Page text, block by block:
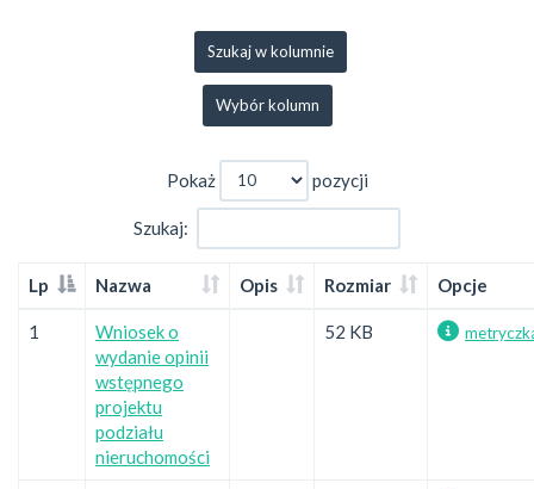
Szukaj w kolumnie
Wybór kolumn
Pokaż pozycji
Szukaj:
Lp Nazwa Opis Rozmiar Opcje
1
Wniosek o
wydanie opinii
wstępnego
projektu
podziału
nieruchomości
52 KB